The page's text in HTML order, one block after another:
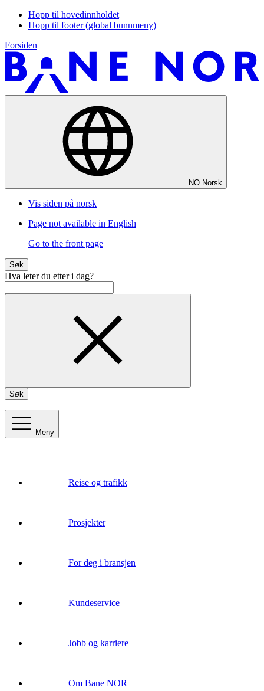
Hopp til hovedinnholdet
Hopp til footer (global bunnmeny)
Forsiden
NO Norsk
Vis siden på norsk
Page not available in English
Go to the front page
Søk
Hva leter du etter i dag?
Søk
Meny
Reise og trafikk
Prosjekter
For deg i bransjen
Kundeservice
Jobb og karriere
Om Bane NOR